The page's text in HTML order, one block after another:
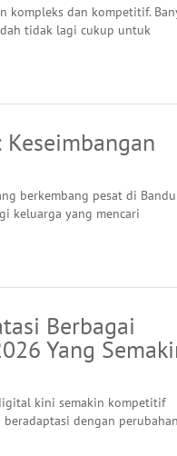
kompleks dan kompetitif.
tidak lagi cukup untuk
berkembang pesat di
keluarga yang mencari
Berbagai
Yang
kini semakin kompetitif
dengan